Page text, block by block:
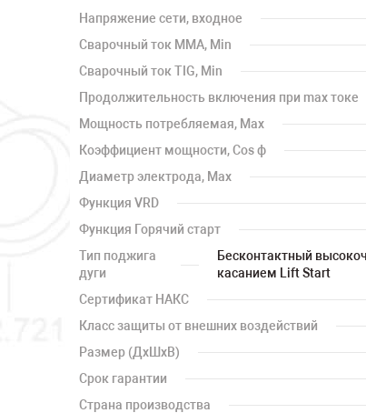
Напряжение сети, входное
Сварочный ток MMA, Min
Сварочный ток TIG, Min
Продолжительность включения при max токе
Мощность потребляемая, Max
Коэффициент мощности, Cos ф
Диаметр электрода, Max
Функция VRD
Функция Горячий старт
Тип поджига
дуги
Бесконтактный
касанием Lift Start
Сертификат НАКС
Класс защиты от внешних воздействий
Размер (ДхШхВ)
Срок гарантии
Страна производства